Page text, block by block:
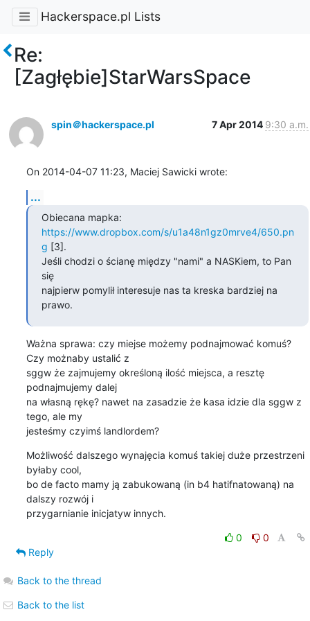
Hackerspace.pl Lists
Re:
[Zagłębie]StarWarsSpace
spin＠hackerspace.pl 7 Apr 2014 9:30 a.m.
On 2014-04-07 11:23, Maciej Sawicki wrote:
...
https://www.dropbox.com/s/u1a48n1gz0mrve4/650.pn
g [3].
Jeśli chodzi o ścianę między "nami" a NASKiem, to Pan
się
najpierw pomylił interesuje nas ta kreska bardziej na
prawo.
Ważna sprawa: czy miejse możemy podnajmować komuś?
Czy możnaby ustalić z
sggw że zajmujemy określoną ilość miejsca, a resztę
podnajmujemy dalej
na własną rękę? nawet na zasadzie że kasa idzie dla sggw z
tego, ale my
jesteśmy czyimś landlordem?
Możliwość dalszego wynajęcia komuś takiej duże przestrzeni
byłaby cool,
bo de facto mamy ją zabukowaną (in b4 hatifnatowaną) na
dalszy rozwój i
przygarnianie inicjatyw innych.
0
0
Reply
Back to the thread
Back to the list